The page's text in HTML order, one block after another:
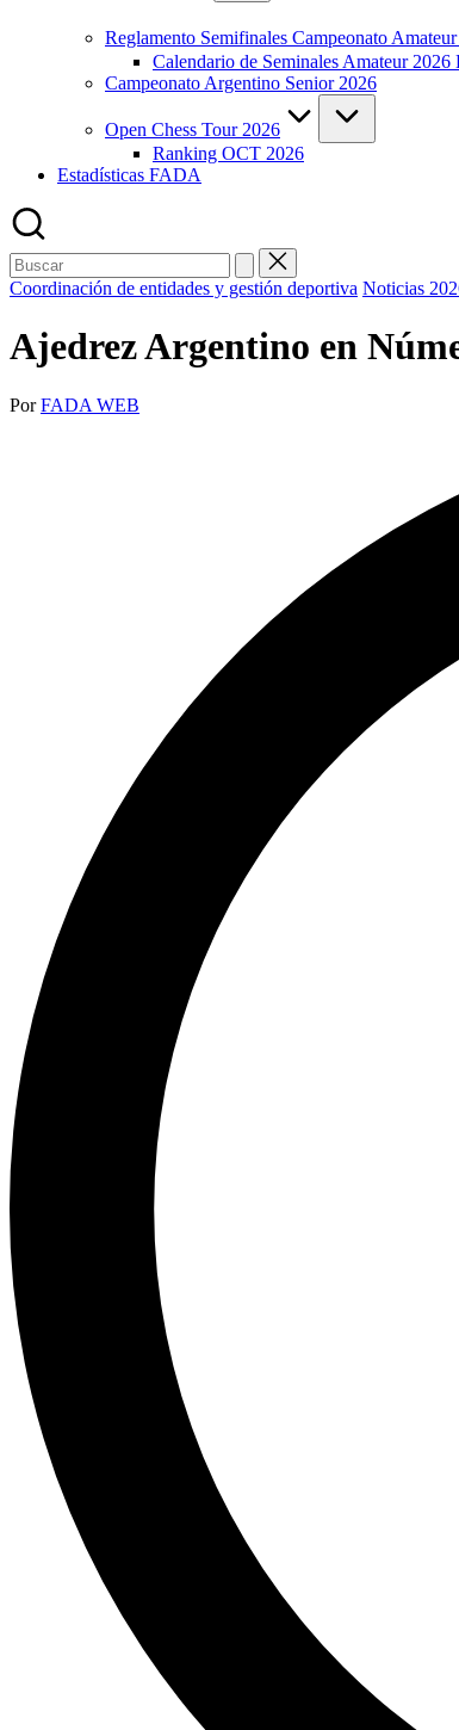
Reglamento Semifinales Campeonato
Calendario de Seminales Amateur
Campeonato Argentino Senior 2026
Open Chess Tour 2026
Ranking OCT 2026
Estadísticas FADA
Buscar:
Publicada
Coordinación de entidades y gestión deportiva Noticias
Ajedrez Argentino en
Publicado
PorFADA WEB